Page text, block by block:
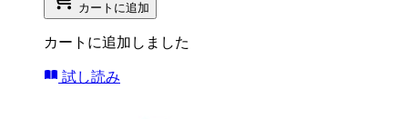
カートに追加
カートに追加しました
試し読み